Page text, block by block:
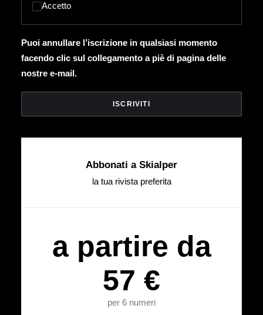
Accetto
Puoi annullare l’iscrizione in qualsiasi momento
facendo clic sul collegamento a piè di pagina delle
nostre e-mail.
Abbonati a Skialper
la tua rivista preferita
a partire da
57 €
per 6 numeri